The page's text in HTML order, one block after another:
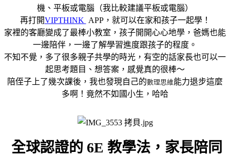
機、平板或電腦（我比較建議平板或電腦）
再打開VIPTHINK APP，就可以在家和孩子一起學！
家裡的客廳變成了最棒小教室，孩子開開心心地學，爸媽也能
一邊陪伴，一邊了解學習進度跟孩子的程度。
不知不覺，多了很多親子共學的時光，有空的話家長也可以一
起思考題目、想答案，感覺真的很棒～
陪侄子上了幾次課後，我也發現自己的數理思維能力退步這麼
多啊！竟然不如國小生，哈哈
全球認證的 6E 教學法，家長陪同